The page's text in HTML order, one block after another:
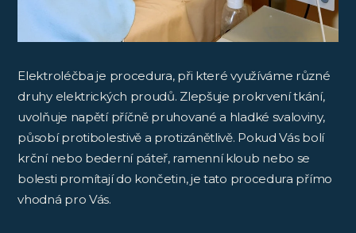
Elektroléčba je procedura, při které využíváme různé
druhy elektrických proudů. Zlepšuje prokrvení tkání,
uvolňuje napětí příčně pruhované a hladké svaloviny,
působí protibolestivě a protizánětlivě. Pokud Vás bolí
krční nebo bederní páteř, ramenní kloub nebo se
bolesti promítají do končetin, je tato procedura přímo
vhodná pro Vás.